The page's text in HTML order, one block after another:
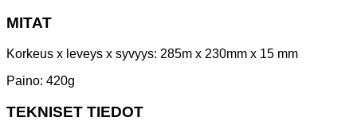
MITAT
Korkeus x leveys x syvyys: 285m x 230mm x 15 mm
Paino: 420g
TEKNISET TIEDOT